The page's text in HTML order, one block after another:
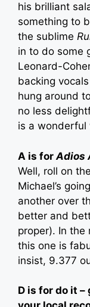
his brilliant
something to
the sublime
in to do some
Leonard-
backing
hung around
no less
is a wonderful
A is for Adios
Well, roll on
Michael’s
another over
better and
proper). In the
this one is
insist, 9.377
D is for do it